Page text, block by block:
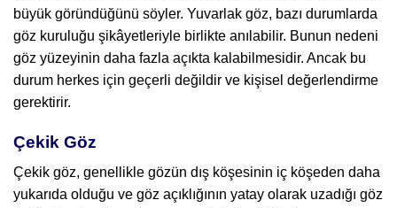
büyük göründüğünü söyler. Yuvarlak göz, bazı durumlarda
göz kuruluğu şikâyetleriyle birlikte anılabilir. Bunun nedeni
göz yüzeyinin daha fazla açıkta kalabilmesidir. Ancak bu
durum herkes için geçerli değildir ve kişisel değerlendirme
gerektirir.
Çekik Göz
Çekik göz, genellikle gözün dış köşesinin iç köşeden daha
yukarıda olduğu ve göz açıklığının yatay olarak uzadığı göz